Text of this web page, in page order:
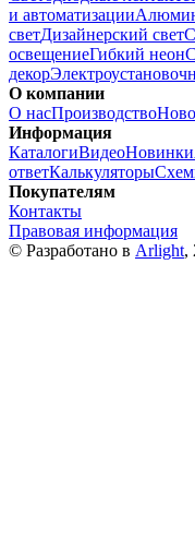
и автоматизации
светДизайнерский свет
освещениеГибкий неон
декор
О компании
О насПроизводство
Информация
КаталогиВидеоНовинки
ответКалькуляторы
Покупателям
Контакты
Правовая информация
© Разработано в Arlight,